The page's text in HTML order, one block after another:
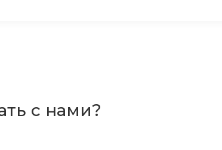
с нами?